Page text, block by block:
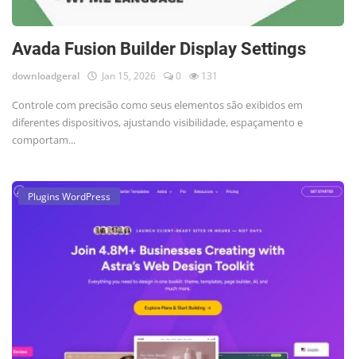
Avada Fusion Builder Display Settings
downloadgeral Jan 15, 2026 0 131
Controle com precisão como seus elementos são exibidos em
diferentes dispositivos, ajustando visibilidade, espaçamento e
comportam...
Plugins WordPress